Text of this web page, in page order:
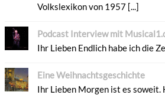
Volkslexikon von 1957 [...]
Podcast Interview mit
Ihr Lieben Endlich habe ich die
Eine Weihnachtsgeschichte
Ihr Lieben Morgen ist es